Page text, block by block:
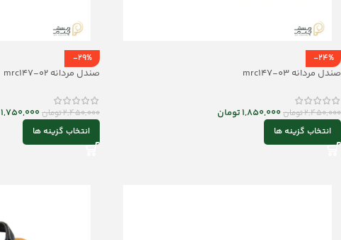
-24%
صندل مردانه mrc147-03
2,450,000تومان1,850,000تومان
انتخاب گزینه ها
-29%
صندل مردانه mrc147-02
2,450,000تومان1,750,000
انتخاب گزینه ها